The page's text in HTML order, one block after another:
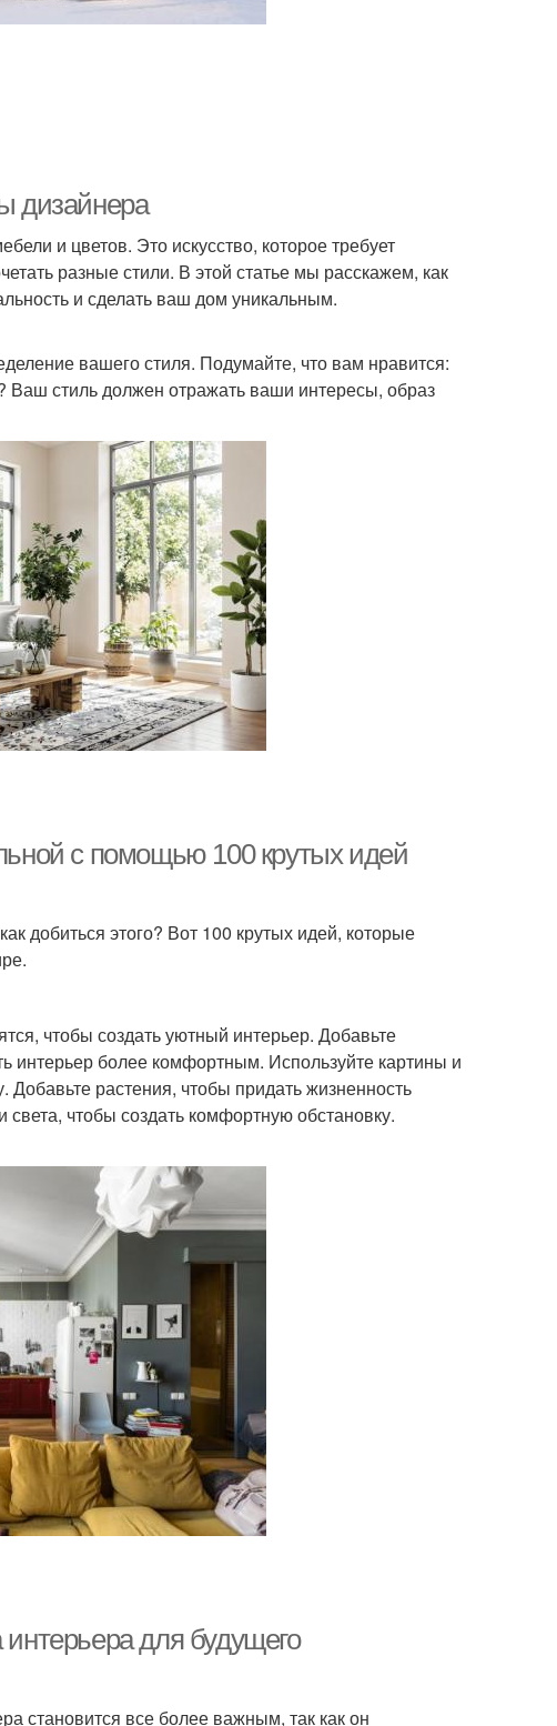
дизайнера
и цветов. Это искусство, которое требует
разные стили. В этой статье мы расскажем, как
и сделать ваш дом уникальным.
вашего стиля. Подумайте, что вам нравится:
Ваш стиль должен отражать ваши интересы, образ
с помощью 100 крутых идей
добиться этого? Вот 100 крутых идей, которые
чтобы создать уютный интерьер. Добавьте
интерьер более комфортным. Используйте картины и
Добавьте растения, чтобы придать жизненность
чтобы создать комфортную обстановку.
для будущего
становится все более важным, так как он